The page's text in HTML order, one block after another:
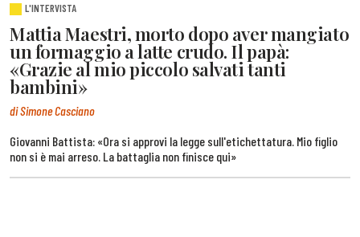
L'INTERVISTA
Mattia Maestri, morto dopo aver mangiato
un formaggio a latte crudo. Il papà:
«Grazie al mio piccolo salvati tanti
bambini»
di Simone Casciano
Giovanni Battista: «Ora si approvi la legge sull'etichettatura. Mio figlio
non si è mai arreso. La battaglia non finisce qui»